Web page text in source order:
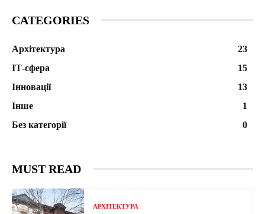
CATEGORIES
Архітектура
23
ІТ-сфера
15
Інновації
13
Інше
1
Без категорії
0
MUST READ
АРХІТЕКТУРА